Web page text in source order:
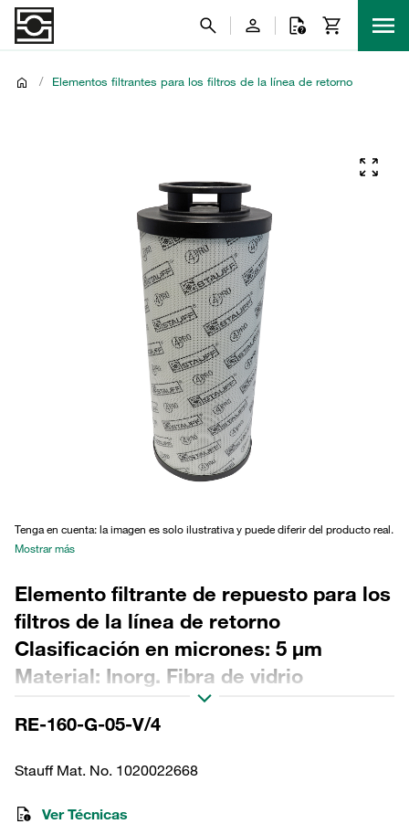
/ Elementos filtrantes para los filtros de la línea de retorno
Tenga en cuenta: la imagen es solo ilustrativa y puede diferir del producto real.
Mostrar más
Elemento filtrante de repuesto para los
filtros de la línea de retorno
Clasificación en micrones: 5 µm
Material: Inorg. Fibra de vidrio
Diámetro exterior (mm): 114 Diámetro
interior (mm): 68,2 Longitud (mm): 334
RE-160-G-05-V/4
Stauff Mat. No. 1020022668
Ver Técnicas